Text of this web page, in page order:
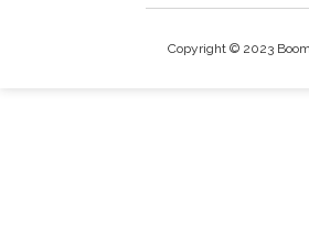
Copyright © 2023